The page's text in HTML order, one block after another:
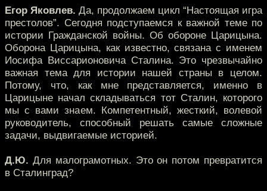
Егор Яковлев. Да, продолжаем цикл “Настоящая игра
престолов”. Сегодня подступаемся к важной теме по
истории Гражданской войны. Об обороне Царицына.
Оборона Царицына, как известно, связана с именем
Иосифа Виссарионовича Сталина. Это чрезвычайно
важная тема для истории нашей страны в целом.
Потому, что, как мне представляется, именно в
Царицыне начал складываться тот Сталин, которого
мы с вами знаем. Компетентный, жесткий, волевой
руководитель, способный решать самые сложные
задачи, выдвигаемые историей.
Д.Ю. Для малограмотных. Это он потом превратится
в Сталинград?